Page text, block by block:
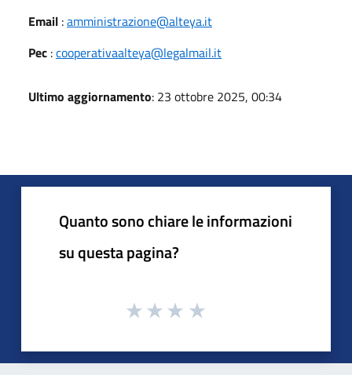
Email :amministrazione@alteya.it
Pec :cooperativaalteya@legalmail.it
Ultimo aggiornamento: 23 ottobre 2025, 00:34
Quanto sono chiare le informazioni
su questa pagina?